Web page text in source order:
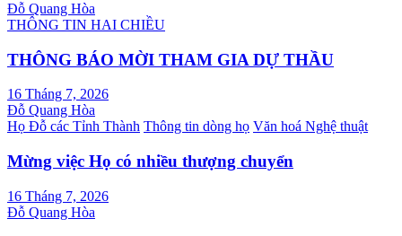
Đỗ Quang Hòa
THÔNG TIN HAI CHIỀU
THÔNG BÁO MỜI THAM GIA DỰ THẦU
16 Tháng 7, 2026
Đỗ Quang Hòa
Họ Đỗ các Tỉnh Thành Thông tin dòng họ Văn hoá Nghệ thuật
Mừng việc Họ có nhiều thượng chuyển
16 Tháng 7, 2026
Đỗ Quang Hòa